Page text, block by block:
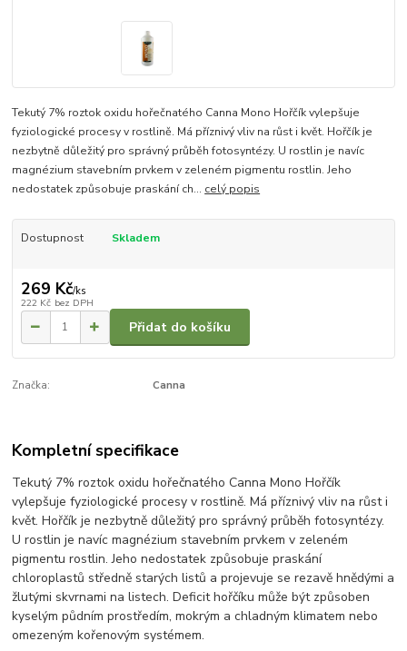
Tekutý 7% roztok oxidu hořečnatého Canna Mono Hořčík vylepšuje
fyziologické procesy v rostlině. Má příznivý vliv na růst i květ. Hořčík je
nezbytně důležitý pro správný průběh fotosyntézy. U rostlin je navíc
magnézium stavebním prvkem v zeleném pigmentu rostlin. Jeho
nedostatek způsobuje praskání ch... celý popis
Dostupnost Skladem
269 Kč/ks
222 Kč bez DPH
Přidat do košíku
Značka: Canna
Kompletní specifikace
Tekutý 7% roztok oxidu hořečnatého Canna Mono Hořčík
vylepšuje fyziologické procesy v rostlině. Má příznivý vliv na růst i
květ. Hořčík je nezbytně důležitý pro správný průběh fotosyntézy.
U rostlin je navíc magnézium stavebním prvkem v zeleném
pigmentu rostlin. Jeho nedostatek způsobuje praskání
chloroplastů středně starých listů a projevuje se rezavě hnědými a
žlutými skvrnami na listech. Deficit hořčíku může být způsoben
kyselým půdním prostředím, mokrým a chladným klimatem nebo
omezeným kořenovým systémem.